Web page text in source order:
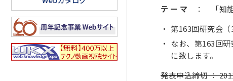
テ ー マ ： 「知能
第163回研究会
なお、第163回
に致します。
発表申込締切 ：